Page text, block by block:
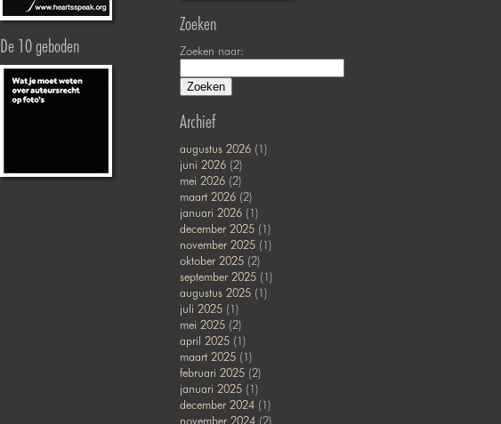
De 10 geboden
Zoeken
Zoeken naar:
Archief
augustus 2026(1)
juni 2026(2)
mei 2026(2)
maart 2026(2)
januari 2026(1)
december 2025(1)
november 2025(1)
oktober 2025(2)
september 2025(1)
augustus 2025(1)
juli 2025(1)
mei 2025(2)
april 2025(1)
maart 2025(1)
februari 2025(2)
januari 2025(1)
december 2024(1)
november 2024(2)